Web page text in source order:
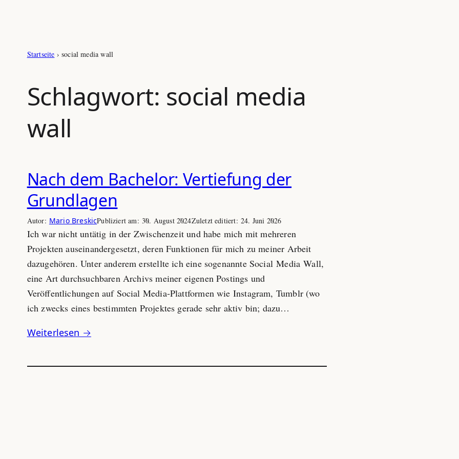
Startseite › social media wall
Schlagwort: social media
wall
Nach dem Bachelor: Vertiefung der
Grundlagen
Autor: Mario BreskicPubliziert am: 30. August 2024Zuletzt editiert: 24. Juni 2026
Ich war nicht untätig in der Zwischenzeit und habe mich mit mehreren
Projekten auseinandergesetzt, deren Funktionen für mich zu meiner Arbeit
dazugehören. Unter anderem erstellte ich eine sogenannte Social Media Wall,
eine Art durchsuchbaren Archivs meiner eigenen Postings und
Veröffentlichungen auf Social Media‑Plattformen wie Instagram, Tumblr (wo
ich zwecks eines bestimmten Projektes gerade sehr aktiv bin; dazu…
Weiterlesen →